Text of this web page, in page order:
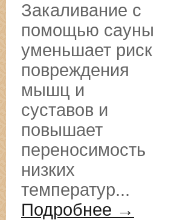
Закаливание с
помощью сауны
уменьшает риск
повреждения
мышц и
суставов и
повышает
переносимость
низких
температур...
Подробнее →